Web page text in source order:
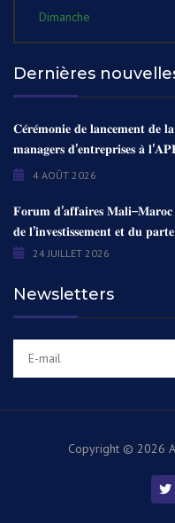
Dimanche
Dernières
𝐂𝐞́𝐫𝐞́𝐦𝐨𝐧𝐢𝐞 𝐝𝐞 𝐥𝐚𝐧𝐜𝐞𝐦𝐞𝐧𝐭 𝐝𝐞
𝐦𝐚𝐧𝐚𝐠𝐞𝐫𝐬 𝐝’𝐞𝐧𝐭𝐫𝐞𝐩𝐫𝐢𝐬𝐞𝐬 𝐚̀
4 AOÛT 2026
𝐅𝐨𝐫𝐮𝐦 𝐝’𝐚𝐟𝐟𝐚𝐢𝐫𝐞𝐬
𝐝𝐞 𝐥’𝐢𝐧𝐯𝐞𝐬𝐭𝐢𝐬𝐬𝐞𝐦𝐞𝐧𝐭 𝐞𝐭 𝐝𝐮
24 JUILLET 2026
Newsletters
Copyright © 2026